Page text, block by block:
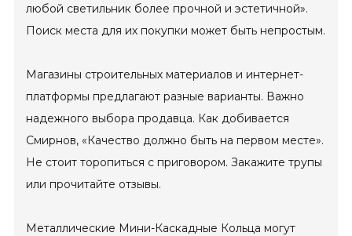
любой светильник более прочной и эстетичной».
Поиск места для их покупки может быть непростым.
Магазины строительных материалов и интернет-
платформы предлагают разные варианты. Важно
надежного выбора продавца. Как добивается
Смирнов, «Качество должно быть на первом месте».
Не стоит торопиться с приговором. Закажите трупы
или прочитайте отзывы.
Металлические Мини-Каскадные Кольца могут